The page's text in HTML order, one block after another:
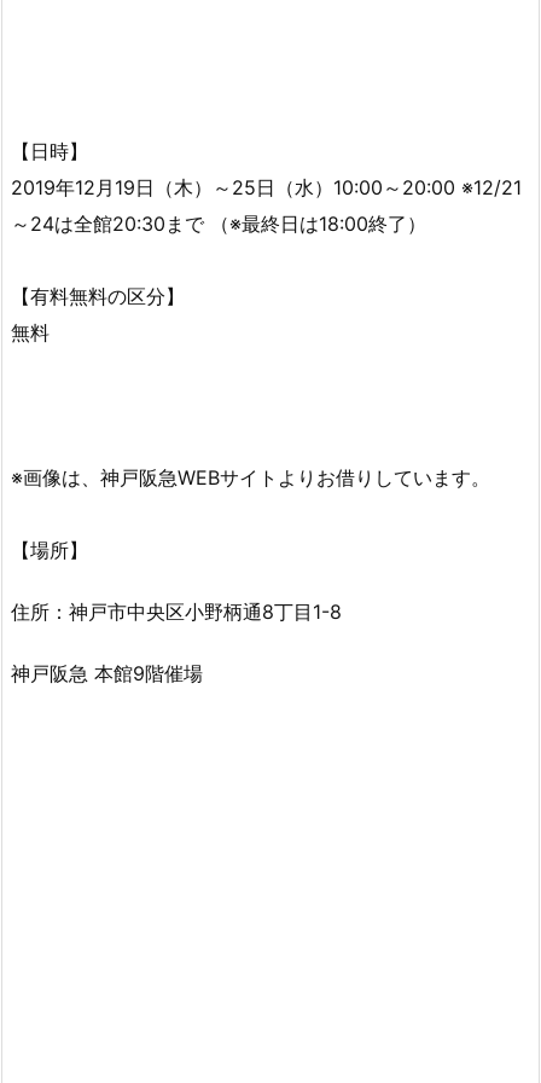
【日時】
2019年12月19日（木）～25日（水）10:00～20:00 ※12/21
～24は全館20:30まで （※最終日は18:00終了）
【有料無料の区分】
無料
※画像は、神戸阪急WEBサイトよりお借りしています。
【場所】
住所：神戸市中央区小野柄通8丁目1-8
神戸阪急 本館9階催場